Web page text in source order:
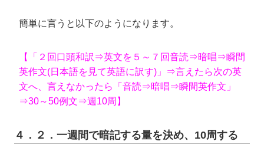
簡単に言うと以下のようになります。
【「２回口頭和訳⇒英文を５～７回音読⇒暗唱⇒瞬間
英作文(日本語を見て英語に訳す)」⇒言えたら次の英
文へ、言えなかったら「音読⇒暗唱⇒瞬間英作文」
⇒30～50例文⇒週10周】
４．２．一週間で暗記する量を決め、10周する